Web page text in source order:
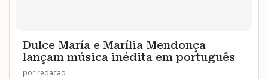
Dulce María e Marília Mendonça
lançam música inédita em português
por redacao